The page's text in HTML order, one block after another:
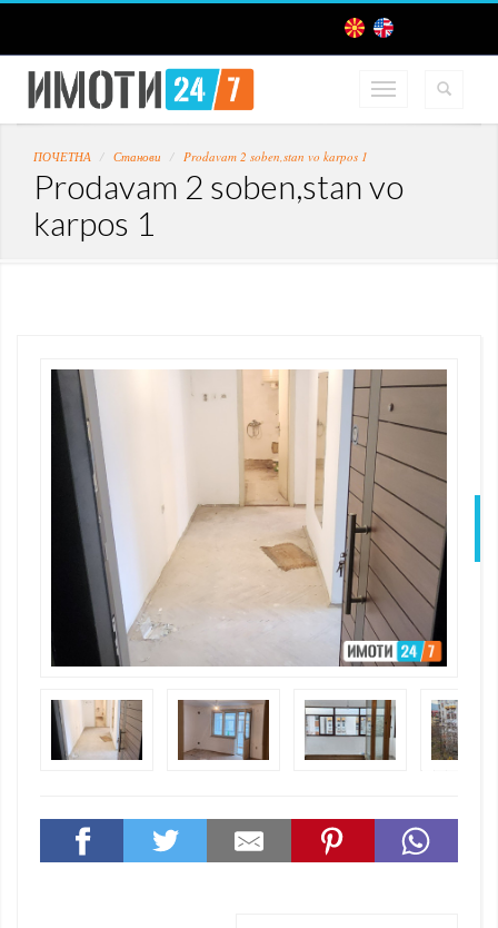
ПОЧЕТНА Станови Prodavam 2 soben,stan vo karpos 1
Prodavam 2 soben,stan vo
karpos 1